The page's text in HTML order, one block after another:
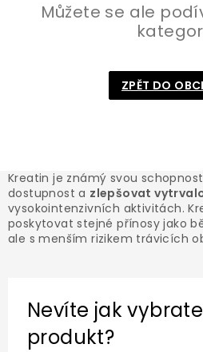
Můžete se ale
ZPĚT DO
Kreatin je známý svou
dostupnost a zlepšovat
vysokointenzivních aktivitách.
poskytovat stejné přínosy jako
ale s menším rizikem trávicích
Nevíte jak
produkt?